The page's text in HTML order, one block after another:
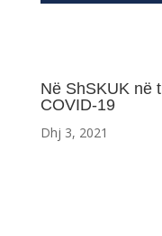
Në ShSKUK në
COVID-19
Dhj 3, 2021